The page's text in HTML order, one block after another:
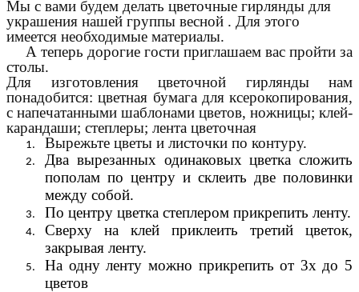
Мы с вами будем делать цветочные гирлянды для
украшения нашей группы весной . Для этого
имеется необходимые материалы.
А теперь дорогие гости приглашаем вас пройти за
столы.
Для изготовления цветочной гирлянды нам
понадобится: цветная бумага для ксерокопирования,
с напечатанными шаблонами цветов, ножницы; клей-
карандаши; степлеры; лента цветочная
Вырежьте цветы и листочки по контуру.
Два вырезанных одинаковых цветка сложить
пополам по центру и склеить две половинки
между собой.
По центру цветка степлером прикрепить ленту.
Сверху на клей приклеить третий цветок,
закрывая ленту.
На одну ленту можно прикрепить от 3х до 5
цветов